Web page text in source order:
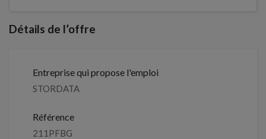
Détails de l’offre
Entreprise qui propose l'emploi
STORDATA
Référence
211PFBG